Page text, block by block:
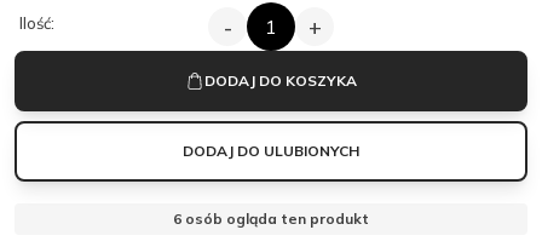
Ilość: -
ILOŚĆ
BLUZKA
Z
SZEROKIMI
|
+
DODAJ DO KOSZYKA
DODAJ DO ULUBIONYCH
6 osób ogląda ten produkt